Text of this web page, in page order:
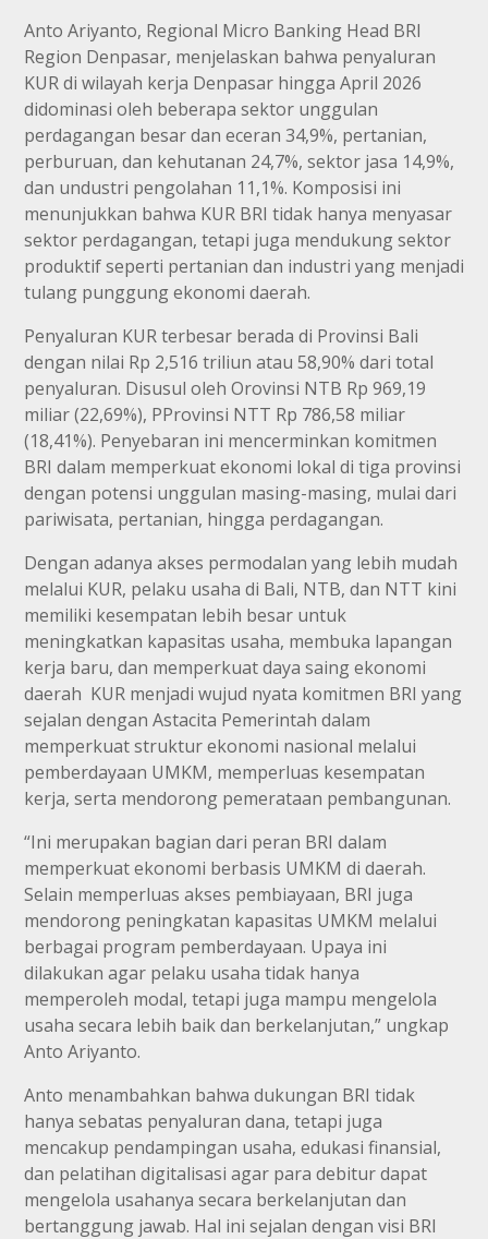
Anto Ariyanto, Regional Micro Banking Head BRI
Region Denpasar, menjelaskan bahwa penyaluran
KUR di wilayah kerja Denpasar hingga April 2026
didominasi oleh beberapa sektor unggulan
perdagangan besar dan eceran 34,9%, pertanian,
perburuan, dan kehutanan 24,7%, sektor jasa 14,9%,
dan undustri pengolahan 11,1%. Komposisi ini
menunjukkan bahwa KUR BRI tidak hanya menyasar
sektor perdagangan, tetapi juga mendukung sektor
produktif seperti pertanian dan industri yang menjadi
tulang punggung ekonomi daerah.
Penyaluran KUR terbesar berada di Provinsi Bali
dengan nilai Rp 2,516 triliun atau 58,90% dari total
penyaluran. Disusul oleh Orovinsi NTB Rp 969,19
miliar (22,69%), PProvinsi NTT Rp 786,58 miliar
(18,41%). Penyebaran ini mencerminkan komitmen
BRI dalam memperkuat ekonomi lokal di tiga provinsi
dengan potensi unggulan masing-masing, mulai dari
pariwisata, pertanian, hingga perdagangan.
Dengan adanya akses permodalan yang lebih mudah
melalui KUR, pelaku usaha di Bali, NTB, dan NTT kini
memiliki kesempatan lebih besar untuk
meningkatkan kapasitas usaha, membuka lapangan
kerja baru, dan memperkuat daya saing ekonomi
daerah KUR menjadi wujud nyata komitmen BRI yang
sejalan dengan Astacita Pemerintah dalam
memperkuat struktur ekonomi nasional melalui
pemberdayaan UMKM, memperluas kesempatan
kerja, serta mendorong pemerataan pembangunan.
“Ini merupakan bagian dari peran BRI dalam
memperkuat ekonomi berbasis UMKM di daerah.
Selain memperluas akses pembiayaan, BRI juga
mendorong peningkatan kapasitas UMKM melalui
berbagai program pemberdayaan. Upaya ini
dilakukan agar pelaku usaha tidak hanya
memperoleh modal, tetapi juga mampu mengelola
usaha secara lebih baik dan berkelanjutan,” ungkap
Anto Ariyanto.
Anto menambahkan bahwa dukungan BRI tidak
hanya sebatas penyaluran dana, tetapi juga
mencakup pendampingan usaha, edukasi finansial,
dan pelatihan digitalisasi agar para debitur dapat
mengelola usahanya secara berkelanjutan dan
bertanggung jawab. Hal ini sejalan dengan visi BRI